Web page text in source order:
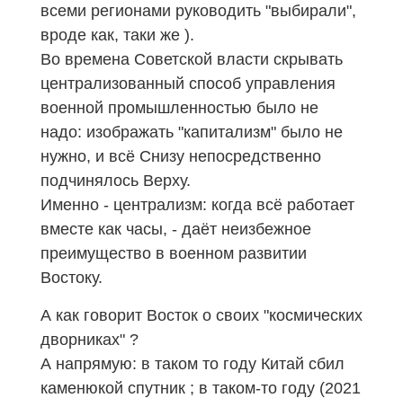
всеми регионами руководить "выбирали",
вроде как, таки же ).
Во времена Советской власти скрывать
централизованный способ управления
военной промышленностью было не
надо: изображать "капитализм" было не
нужно, и всё Снизу непосредственно
подчинялось Верху.
Именно - централизм: когда всё работает
вместе как часы, - даёт неизбежное
преимущество в военном развитии
Востоку.
А как говорит Восток о своих "космических
дворниках" ?
А напрямую: в таком то году Китай сбил
каменюкой спутник ; в таком-то году (2021